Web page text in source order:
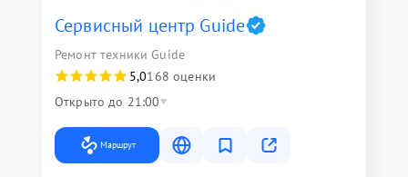
Сервисный центр Guide
Ремонт техники Guide
5,0168 оценки
Открыто до 21:00
Маршрут